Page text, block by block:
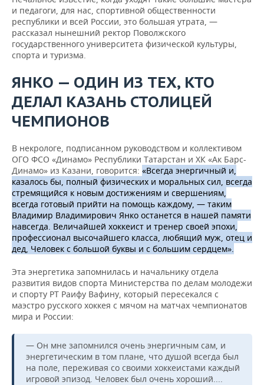
и педагоги, для нас, спортивной общественности
республики и всей России, это большая утрата, —
рассказал нынешний ректор Поволжского
государственного университета физической культуры,
спорта и туризма.
ЯНКО — ОДИН ИЗ ТЕХ, КТО
ДЕЛАЛ КАЗАНЬ СТОЛИЦЕЙ
ЧЕМПИОНОВ
В некрологе, подписанном руководством и коллективом
ОГО ФСО «Динамо» Республики Татарстан и ХК «Ак Барс-
Динамо» из Казани, говорится: «Всегда энергичный и,
казалось бы, полный физических и моральных сил, всегда
стремящийся к новым достижениям и свершениям,
всегда готовый прийти на помощь каждому, — таким
Владимир Владимирович Янко останется в нашей памяти
навсегда. Величайшей хоккеист и тренер своей эпохи,
профессионал высочайшего класса, любящий муж, отец и
дед, Человек с большой буквы и с большим сердцем».
Эта энергетика запомнилась и начальнику отдела
развития видов спорта Министерства по делам молодежи
и спорту РТ Раифу Вафину, который пересекался с
маэстро русского хоккея с мячом на матчах чемпионатов
мира и России:
— Он мне запомнился очень энергичным сам, и
энергетическим в том плане, что душой всегда был
на поле, переживая со своими хоккеистами каждый
игровой эпизод. Человек был очень хороший....